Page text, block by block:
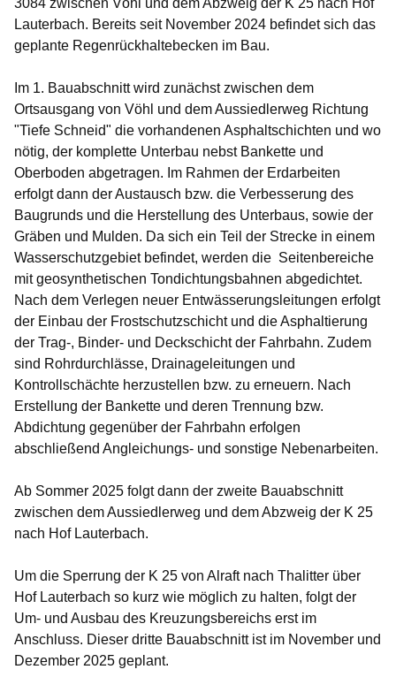
3084 zwischen Vöhl und dem Abzweig der K 25 nach Hof
Lauterbach. Bereits seit November 2024 befindet sich das
geplante Regenrückhaltebecken im Bau.
Im 1. Bauabschnitt wird zunächst zwischen dem
Ortsausgang von Vöhl und dem Aussiedlerweg Richtung
"Tiefe Schneid" die vorhandenen Asphaltschichten und wo
nötig, der komplette Unterbau nebst Bankette und
Oberboden abgetragen. Im Rahmen der Erdarbeiten
erfolgt dann der Austausch bzw. die Verbesserung des
Baugrunds und die Herstellung des Unterbaus, sowie der
Gräben und Mulden. Da sich ein Teil der Strecke in einem
Wasserschutzgebiet befindet, werden die Seitenbereiche
mit geosynthetischen Tondichtungsbahnen abgedichtet.
Nach dem Verlegen neuer Entwässerungsleitungen erfolgt
der Einbau der Frostschutzschicht und die Asphaltierung
der Trag-, Binder- und Deckschicht der Fahrbahn. Zudem
sind Rohrdurchlässe, Drainageleitungen und
Kontrollschächte herzustellen bzw. zu erneuern. Nach
Erstellung der Bankette und deren Trennung bzw.
Abdichtung gegenüber der Fahrbahn erfolgen
abschließend Angleichungs- und sonstige Nebenarbeiten.
Ab Sommer 2025 folgt dann der zweite Bauabschnitt
zwischen dem Aussiedlerweg und dem Abzweig der K 25
nach Hof Lauterbach.
Um die Sperrung der K 25 von Alraft nach Thalitter über
Hof Lauterbach so kurz wie möglich zu halten, folgt der
Um- und Ausbau des Kreuzungsbereichs erst im
Anschluss. Dieser dritte Bauabschnitt ist im November und
Dezember 2025 geplant.